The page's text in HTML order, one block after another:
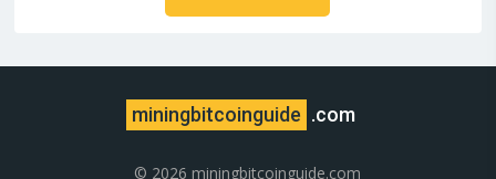
miningbitcoinguide .com
© 2026 miningbitcoinguide.com